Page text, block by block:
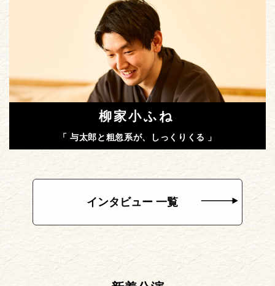
柳家小ふね
「 与太郎と粗忽系が、しっくりくる 」
インタビュー 一覧